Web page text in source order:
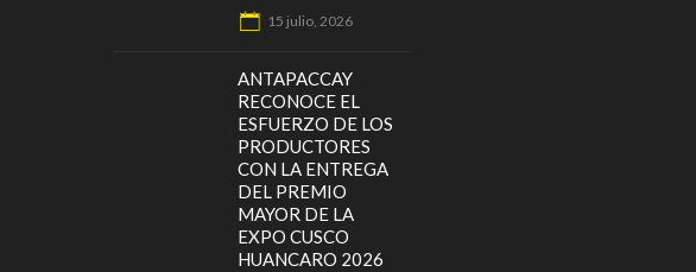
15 julio, 2026
ANTAPACCAY
RECONOCE EL
ESFUERZO DE LOS
PRODUCTORES
CON LA ENTREGA
DEL PREMIO
MAYOR DE LA
EXPO CUSCO
HUANCARO 2026